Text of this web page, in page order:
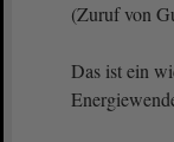
(Zuruf von
Das ist ein